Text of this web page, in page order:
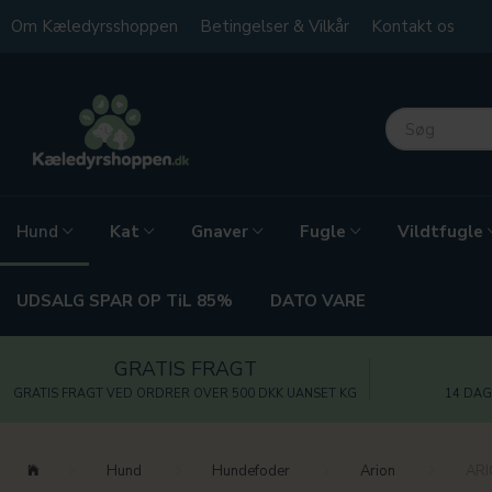
Om Kæledyrsshoppen Betingelser & Vilkår Kontakt os
Hund Kat Gnaver Fugle Vildtfugle
UDSALG SPAR OP TiL 85% DATO VARE
GRATIS FRAGT
GRATIS FRAGT VED ORDRER OVER 500 DKK UANSET KG 14
Hund Hundefoder Arion